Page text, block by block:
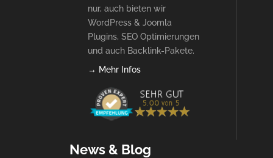
nur, auch bieten wir
WordPress & Joomla
Plugins, SEO Optimierungen
und auch Backlink-Pakete.
→ Mehr Infos
News & Blog